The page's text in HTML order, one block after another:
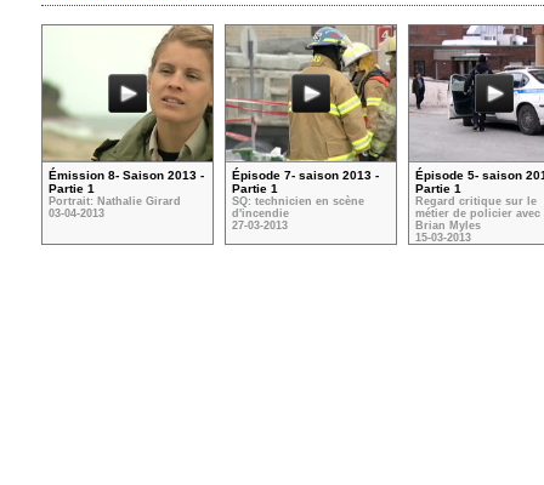
Émission 8- Saison 2013 -
Partie 1
Portrait: Nathalie Girard
03-04-2013
Épisode 7- saison 2013 -
Partie 1
SQ: technicien en scène
d'incendie
27-03-2013
Épisode 5- saison
Partie 1
Regard critique sur le
métier de policier avec
Brian Myles
15-03-2013